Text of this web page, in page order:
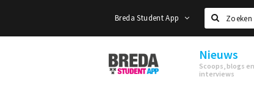
Breda Student App
Zoeken
Breda
Student
Nieuws
Scoops, blogs en
interviews